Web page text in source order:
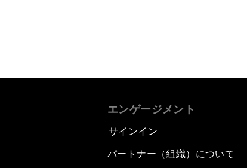
エンゲージメント
サインイン
パートナー（組織）について